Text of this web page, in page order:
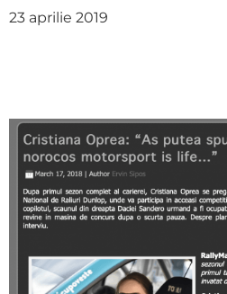
23 aprilie 2019